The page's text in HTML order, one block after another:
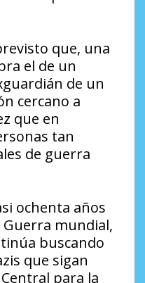
que, una
el de un
de un
cercano a
que en
tan
de guerra
ochenta años
Guerra mundial,
buscando
que sigan
para la